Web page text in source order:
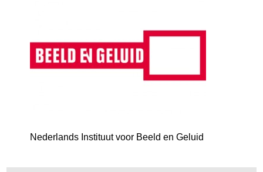
Nederlands Instituut voor Beeld en Geluid